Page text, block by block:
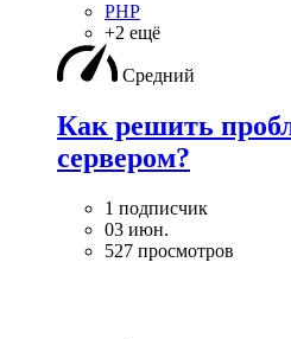
PHP
+2 ещё
Средний
Как решить
сервером?
1 подписчик
03 июн.
527 просмотров